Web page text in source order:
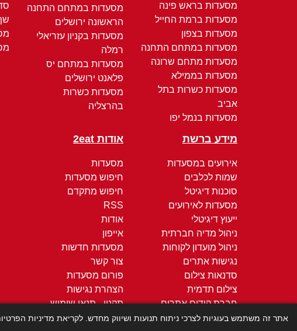
מסעדות בראש פינה
מסעדות ברמת החייל
מסעדות בצפון
מסעדות במתחם התחנה
מסעדות מתחם שרונה
מסעדות בממילא
מסעדות כשרות בתל
אביב
מסעדות בנמל יפו
מסעדות במתחם התחנה
הראשונה ירושלים
מסעדות בקניון עזריאלי
רמלה
מסעדות במתחם יס
פלאנט ירושלים
מסעדות כשרות
בהרצליה
מידע ברשת
אירועים במסעדות
שמות לכלבים
סוכנות דיגיטל
מסעדות לאירועים
ייעוץ דיגיטלי
ניהול מדיה חברתית
ניהול מועדון לקוחות
נגישות אתרים
סדנאות צילום
צילום תדמית
חברת קידום אתרים
קידום ממומן
אודות 2eat
מסעדות
חיפוש מסעדות
חיפוש מתקדם
RSS
אודות
אייפון
מסעדות חדשות
צור קשר
פורום מסעדות
הצהרת נגישות
תקנון - תנאי שימוש
מדיניות הפרטיות
אתר זה משתמש בעוגיות לצרכי ניתוח תנועות ושיווק מחדש. לקריאת מדיניות